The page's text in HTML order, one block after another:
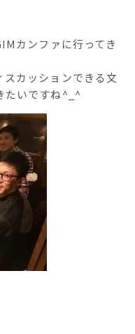
カンファに行ってき
スカッションできる文
たいですね^_^